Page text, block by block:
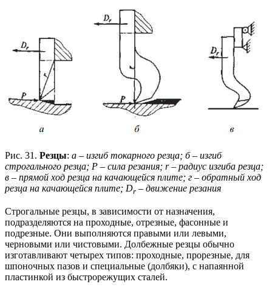
Рис. 31. Резцы: а – изгиб токарного резца; б – изгиб
строгального резца; Р – сила резания; r – радиус изгиба резца;
в – прямой ход резца на качающейся плите; г – обратный ход
резца на качающейся плите; Dr – движение резания
Строгальные резцы, в зависимости от назначения,
подразделяются на проходные, отрезные, фасонные и
подрезные. Они выполняются правыми или левыми,
черновыми или чистовыми. Долбежные резцы обычно
изготавливают четырех типов: проходные, прорезные, для
шпоночных пазов и специальные (долбяки), с напаянной
пластинкой из быстрорежущих сталей.